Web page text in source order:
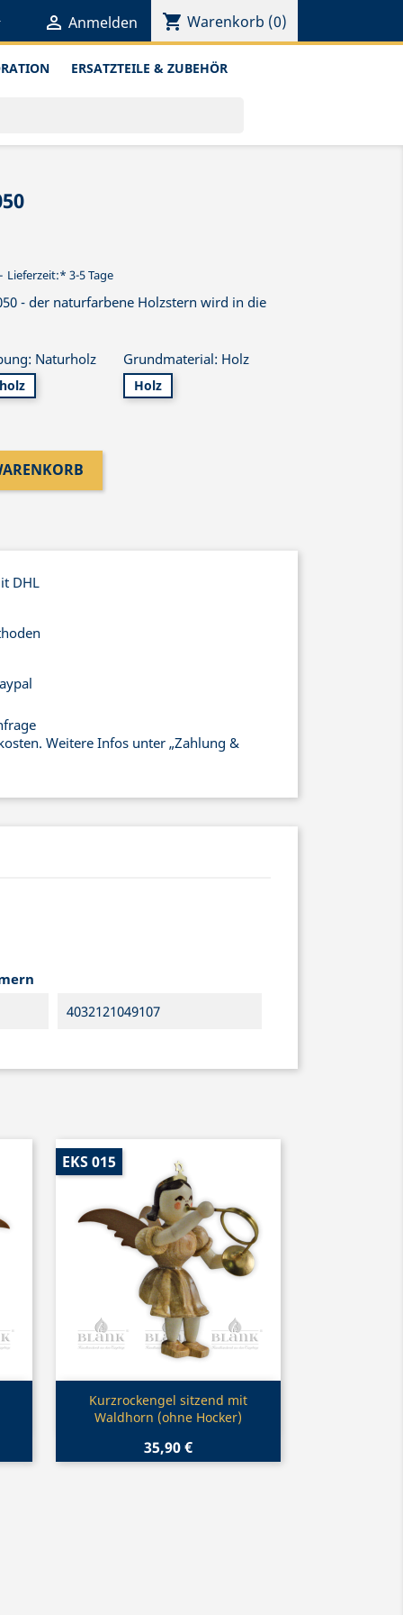
 Anmelden shopping_cart Warenkorb (0)
ERSATZTEILE & ZUBEHÖR
Lieferzeit:* 3-5 Tage
- der naturfarbene Holzstern wird in die
Naturholz Grundmaterial: Holz
Holz
DHL
Weitere Infos unter „Zahlung &
4032121049107
Vorschau
Kurzrockengel sitzend mit
Waldhorn (ohne Hocker)
35,90 €
EKS 015